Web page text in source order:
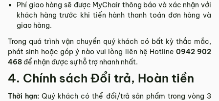
Phí giao hàng sẽ được MyChair thông báo và xác nhận với
khách hàng trước khi tiến hành thanh toán đơn hàng và
giao hàng.
Trong quá trình vận chuyển quý khách có bất kỳ thắc mắc,
phát sinh hoặc góp ý nào vui lòng liên hệ Hotline 0942 902
468 để nhận được sự hỗ trợ nhanh nhất.
4. Chính sách Đổi trả, Hoàn tiền
Thời hạn: Quý khách có thể đổi/trả sản phẩm trong vòng 3